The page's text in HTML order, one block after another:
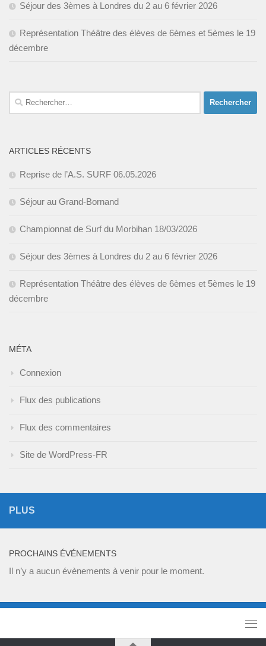
Séjour des 3èmes à Londres du 2 au 6 février 2026
Représentation Théâtre des élèves de 6èmes et 5èmes le 19
décembre
Rechercher :
ARTICLES RÉCENTS
Reprise de l’A.S. SURF 06.05.2026
Séjour au Grand-Bornand
Championnat de Surf du Morbihan 18/03/2026
Séjour des 3èmes à Londres du 2 au 6 février 2026
Représentation Théâtre des élèves de 6èmes et 5èmes le 19
décembre
MÉTA
Connexion
Flux des publications
Flux des commentaires
Site de WordPress-FR
PLUS
PROCHAINS ÉVÉNEMENTS
Il n’y a aucun évènements à venir pour le moment.